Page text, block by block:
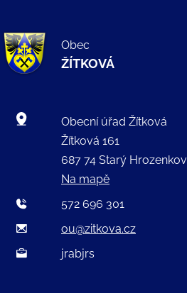
Obec
ŽÍTKOVÁ
Obecní úřad Žítková
Žítková 161
687 74 Starý Hrozenkov
Na mapě
572 696 301
ou@zitkova.cz
jrabjrs